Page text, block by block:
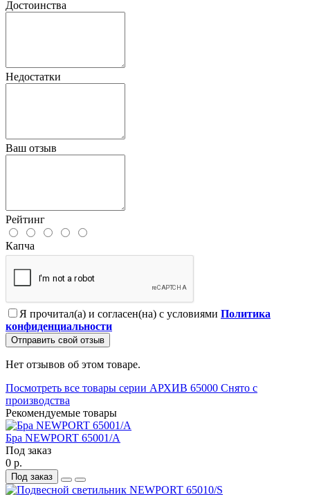
Достоинства
Недостатки
Ваш отзыв
Рейтинг
Капча
Я прочитал(а) и согласен(на) с условиями Политика
конфиденциальности
Отправить свой отзыв
Нет отзывов об этом товаре.
Посмотреть все товары серии АРХИВ 65000 Снято с
производства
Рекомендуемые товары
Бра NEWPORT 65001/A
Под заказ
0 р.
Под заказ